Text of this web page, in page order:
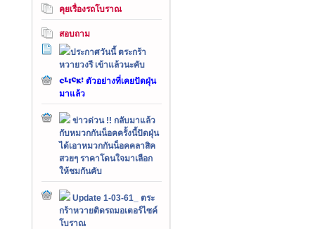
คุยเรื่องรถโบราณ
สอบถาม
ประกาศวันนี้ ตระกร้า
หวายวงรี เข้าแล้วนะคับ
ตัวอย่างที่เคยปัดฝุ่น
มาแล้ว
ข่าวด่วน !! กลับมาแล้ว
กับหมวกกันน็อคครั้งนี้ปัดฝุ่น
ได้เอาหมวกกันน็อคคลาสิค
สวยๆ ราคาโดนใจมาเลือก
ให้ชมกันคับ
Update 1-03-61_ ตระ
กร้าหวายติดรถมอเตอร์ไซค์
โบราณ